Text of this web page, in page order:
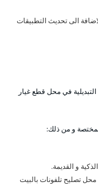
الى تحديث التطبيقات
في محل قطع غيار
و من ذلك:
و القديمة.
تصليح تلفونات بالبيت